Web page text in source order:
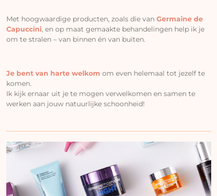
Met hoogwaardige producten, zoals die van Germaine de
Capuccini, en op maat gemaakte behandelingen help ik je
om te stralen – van binnen én van buiten.
Je bent van harte welkom om even helemaal tot jezelf te
komen.
Ik kijk ernaar uit je te mogen verwelkomen en samen te
werken aan jouw natuurlijke schoonheid!